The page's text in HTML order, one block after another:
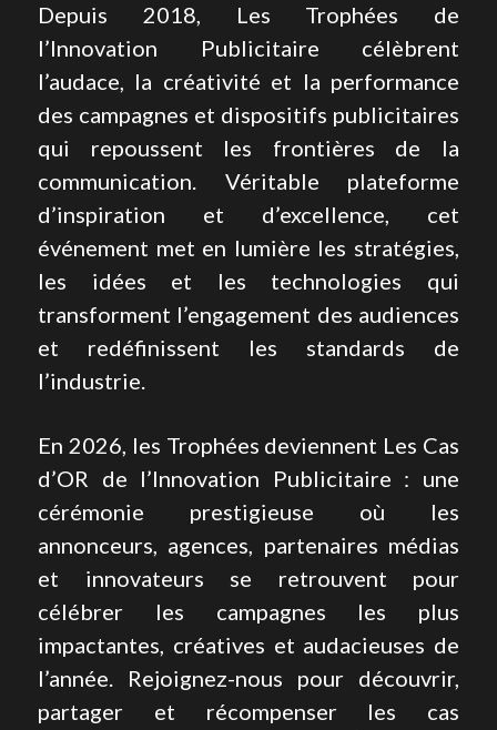
Depuis 2018, Les Trophées de
l’Innovation Publicitaire célèbrent
l’audace, la créativité et la performance
des campagnes et dispositifs publicitaires
qui repoussent les frontières de la
communication. Véritable plateforme
d’inspiration et d’excellence, cet
événement met en lumière les stratégies,
les idées et les technologies qui
transforment l’engagement des audiences
et redéfinissent les standards de
l’industrie.
En 2026, les Trophées deviennent Les Cas
d’OR de l’Innovation Publicitaire : une
cérémonie prestigieuse où les
annonceurs, agences, partenaires médias
et innovateurs se retrouvent pour
célébrer les campagnes les plus
impactantes, créatives et audacieuses de
l’année. Rejoignez-nous pour découvrir,
partager et récompenser les cas